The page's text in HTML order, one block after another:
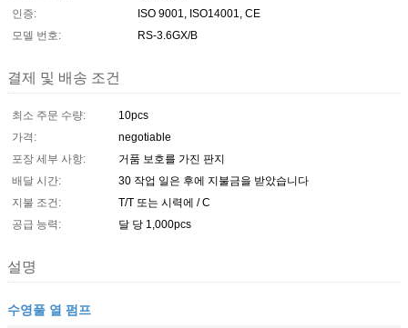
인증:
ISO 9001, ISO14001, CE
모델 번호:
RS-3.6GX/B
결제 및 배송 조건
최소 주문 수량:
10pcs
가격:
negotiable
포장 세부 사항:
거품 보호를 가진 판지
배달 시간:
30 작업 일은 후에 지불금을 받았습니다
지불 조건:
T/T 또는 시력에 / C
공급 능력:
달 당 1,000pcs
설명
수영풀 열 펌프